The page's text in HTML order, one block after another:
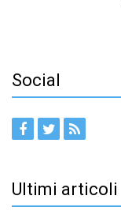
Social
Ultimi articoli